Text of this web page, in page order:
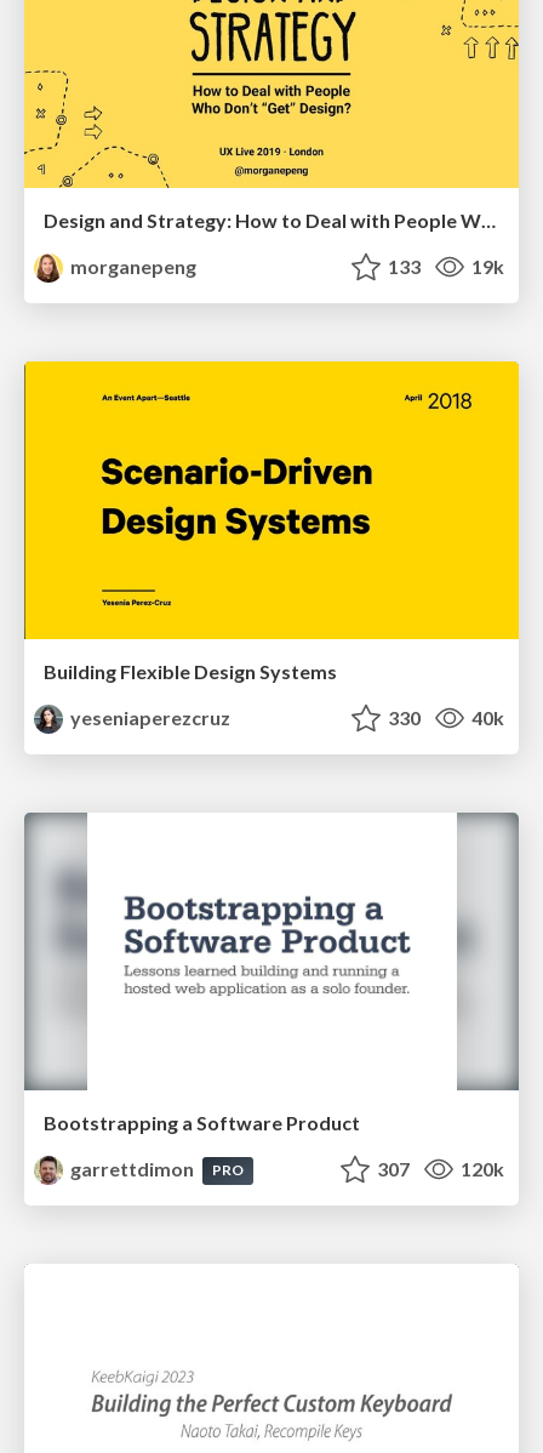
morganepeng
133 19k
Building Flexible Design Systems
yeseniaperezcruz
330 40k
Bootstrapping a Software Product
garrettdimon
PRO 307 120k